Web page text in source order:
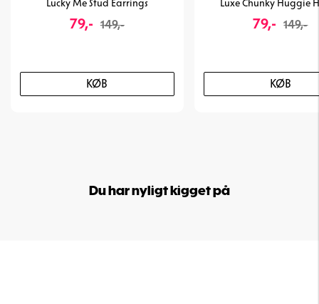
Lucky Me Stud Earrings
79,- 149,-
KØB
Luxe Chunky Huggie
79,- 149,-
KØB
Du har nyligt kigget på